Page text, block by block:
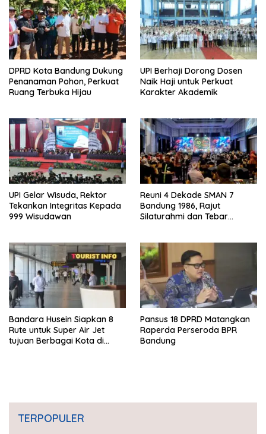
DPRD Kota Bandung Dukung
Penanaman Pohon, Perkuat
Ruang Terbuka Hijau
UPI Berhaji Dorong Dosen
Naik Haji untuk Perkuat
Karakter Akademik
UPI Gelar Wisuda, Rektor
Tekankan Integritas Kepada
999 Wisudawan
Reuni 4 Dekade SMAN 7
Bandung 1986, Rajut
Silaturahmi dan Tebar
Bandara Husein Siapkan 8
Rute untuk Super Air Jet
tujuan Berbagai Kota di
Pansus 18 DPRD Matangkan
Raperda Perseroda BPR
Bandung
TERPOPULER